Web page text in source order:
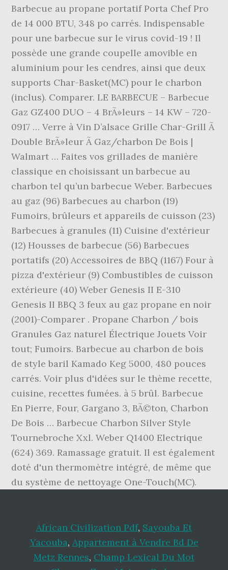
Barbecue au propane portatif Porta Chef Pro
de 14 000 BTU, 348 po carrés. Indispensable
pour une barbecue sur le virus covid-19 ! Il
possède une grande coupelle amovible en
aluminium pour les cendres, ainsi que deux
supports Char-Basket(MC) pour le charbon
(inclus). Comparer. LE BARBECUE – Barbecue
Gaz GZ400 DUO – 4 BrÃ»leurs – 14 KW – 720-
0917 … Verre à Vin D’alsace Grille Char-Grill Ã
Double BrÃ»leur Ã Gaz/charbon De Bois |
Walmart … Faites vos grillades de manière
classique en choisissant un barbecue au
charbon tel qu’un barbecue Weber. Barbecues
au gaz (96) Barbecues au charbon (19)
Fumoirs, brûleurs et appareils de cuisson (23)
Barbecues à granules (11) Cuisine d'extérieur
(12) Housses de barbecue (56) Barbecues
portatifs (20) Accessoires de BBQ (1167) Four à
pizza d'extérieur (9) Combustibles de cuisson
extérieure (40) Weber Genesis II E-310
Genesis II BBQ 3 feux au gaz propane en noir
(2001)-Comparer . Propane Charbon / bois
Granules Gaz naturel Électrique Jouets Voir
tout; Fumoirs. Barbecue au charbon de bois
de style baril Kamado Keg 5000, 480 pouces
carrés. Voir plus d'idées sur le thème recette,
cuisine, recettes fumées. à 5 brûl. Barbecue
En Pierre, Four, Gargano 3, BÃ©ton, Charbon
De Bois … Barbecue Charbon Silver Style
Tournebroche Xxl. Weber Q1400 Electrique
(624) 369. Ramassage gratuit. Il est également
doté d'un thermomètre intégré, de même que
du système de nettoyage One-Touch(MC).
African Civilization Pdf, Sayouba Et
Yacouba, Appartement à Vendre Bd De
Metz Rennes, Champ Lexical Du Mot